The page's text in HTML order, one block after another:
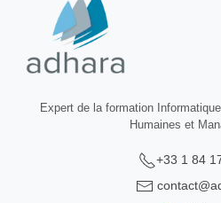
Expert de la formation
Humaines et
+33 1 84